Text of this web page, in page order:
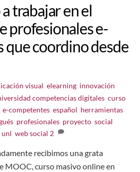
trabajar en el
profesionales e-
que coordino desde
visual elearning, innovación
competencias digitales ,curso
,e-competentes ,español herramientas
profesionales proyecto ,social
,unl ,web social 2
recibimos una grata
MOOC, curso masivo online en